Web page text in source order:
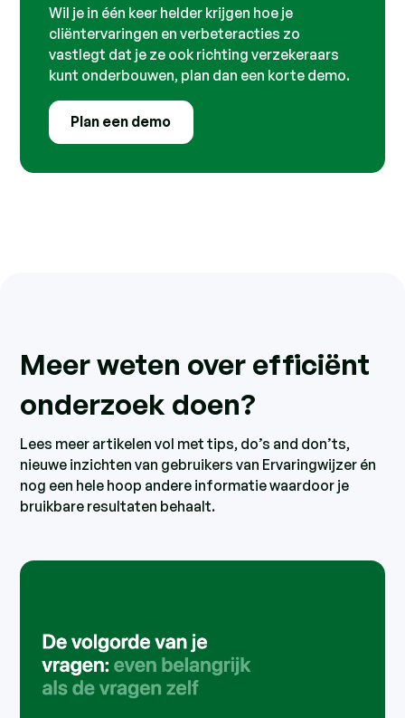
Wil je in één keer helder krijgen hoe je
cliëntervaringen en verbeteracties zo
vastlegt dat je ze ook richting verzekeraars
kunt onderbouwen, plan dan een korte demo.
Plan een demo
Meer weten over efficiënt
onderzoek doen?
Lees meer artikelen vol met tips, do’s and don’ts,
nieuwe inzichten van gebruikers van Ervaringwijzer én
nog een hele hoop andere informatie waardoor je
bruikbare resultaten behaalt.